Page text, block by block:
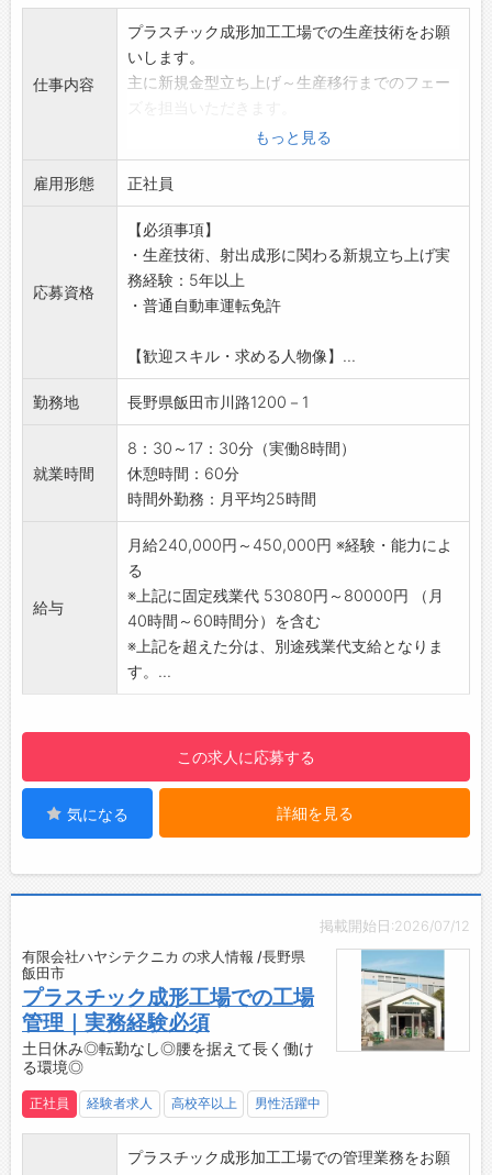
社を圧倒しています！
【先輩社員の声】
■建設機械整備職
資格取得や技術向上を積極的に応援してくれる
建設機械の整備は、様々な場所（山林や河川、
工場等）で行うため、日々変化があって新鮮で
す♪
■自動車整備職
周りの先輩方が丁寧に教えてくれます◎
優しい人が多くて、和やかな雰囲気がありま
す。
今後はバスがEV化してくるので、もっと勉強し
【取扱メーカー】
バル、スズキ、三菱自動車、ダイハツ
／
共に働く新たな仲間を募集しております！
経験を活かし、成長できる会社です◎
風通しが良い職場で、一緒に働きませんか？
＼
仕事内容
プラスチック成形加工工場での生産技術をお願
いします。
主に新規金型立ち上げ～生産移行までのフェー
【具体的な業務内容】
・お客様からの依頼受付
・金型の手配
・外注先との打ち合わせ
・図面チェック
・金型の寸法チェック
・金型の修正、チューニング
・量産に向けての動き
・人材マネジメント
※設計業務は外注先へ依頼しております。
【会社について】
ますが当社では強みを生かし自動化に出来ない
製品群、特にインサート成形等に力を入れてい
く事を再認識しお客様からの信頼を得ていま
す。
・地理的に中京方面に開けている事から車載部
品の引き合いが多くあり今後成長が期待できま
す。
・リニア新幹線の長野県駅が車で約20分の場所
に出来る事から首都圏及び中京圏への利便性が
感じられる環境となっています。
もっと見る
雇用形態 正社員
応募資格
【必須事項】
・生産技術、射出成形に関わる新規立ち上げ実
務経験：5年以上
・普通自動車運転免許
【歓迎スキル・求める人物像】...
勤務地 長野県飯田市川路1200－1
就業時間
8：30～17：30分（実働8時間）
休憩時間：60分
時間外勤務：月平均25時間
給与
月給240,000円～450,000円 ※経験・能力によ
る
※上記に固定残業代 53080円～80000円 （月
40時間～60時間分）を含む
※上記を超えた分は、別途残業代支給となりま
す。...
この求人に応募する
気になる 詳細を見る
掲載開始日:2026/07/12
有限会社ハヤシテクニカ の求人情報 /長野県
飯田市
プラスチック成形工場での工場
管理｜実務経験必須
土日休み◎転勤なし◎腰を据えて長く働け
る環境◎
正社員 経験者求人 高校卒以上 男性活躍中
プラスチック成形加工工場での管理業務をお願